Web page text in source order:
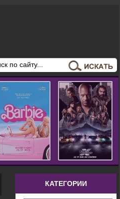
КАТЕГОРИИ